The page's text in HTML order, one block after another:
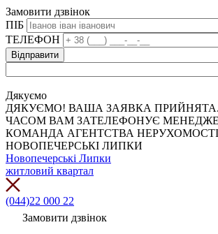
Замовити дзвінок
ПІБ
ТЕЛЕФОН
Дякуємо
ДЯКУЄМО! ВАША ЗАЯВКА
ЧАСОМ ВАМ ЗАТЕЛЕФОНУЄ
КОМАНДА АГЕНТСТВА НЕРУХОМОСТІ
НОВОПЕЧЕРСЬКІ ЛИПКИ
Новопечерські Липки
житловий квартал
(044)22 000 22
Замовити дзвінок